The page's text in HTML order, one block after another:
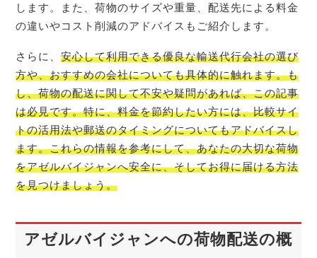
します。また、荷物のサイズや重量、配送先による料金
の違いやコスト削減のアドバイスもご紹介します。
さらに、安心して利用できる優良な輸送代行会社の選び
方や、おすすめの会社についても具体的に触れます。も
し、荷物の配送に関して不安や疑問があれば、この記事
は必見です。特に、料金を節約したい方には、比較サイ
トの活用法や郵送のタイミングについてもアドバイスし
ます。これらの情報を参考にして、あなたの大切な荷物
をアゼルバイジャンへ安全に、そしてお得に届ける方法
を見つけましょう。
アゼルバイジャンへの荷物配送の概